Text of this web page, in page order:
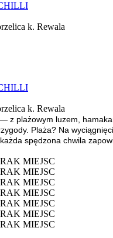
k. Rewala
k. Rewala
z plażowym luzem,
Plaża? Na
spędzona chwila
MIEJSC
MIEJSC
MIEJSC
MIEJSC
MIEJSC
MIEJSC
MIEJSC